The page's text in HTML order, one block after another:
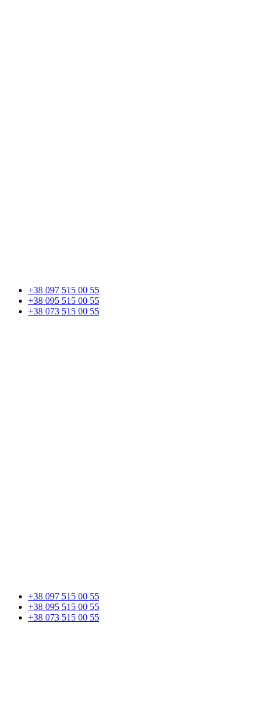
+38 097 515 00 55
+38 095 515 00 55
+38 073 515 00 55
+38 097 515 00 55
+38 095 515 00 55
+38 073 515 00 55